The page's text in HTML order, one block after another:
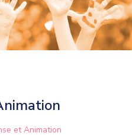
et Animation